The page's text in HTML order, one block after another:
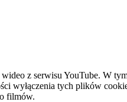
z serwisu YouTube. W
wyłączenia tych plików
filmów.